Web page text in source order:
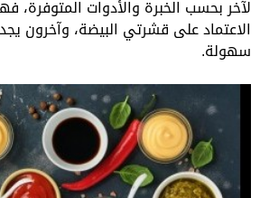
لآخر بحسب الخبرة والأدوات المتوفرة،
الاعتماد على قشرتي البيضة، وآخرون
سهولة.